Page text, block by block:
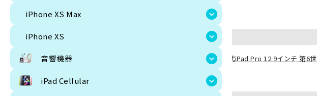
iPhone XS Max
iPhone XS
音響機器
iPad Cellular
iPad Cellular
ipad 第9世代iPad 第10世代 iPad Pro 11インチ 第4世代iPad Pro 12.9インチ 第6